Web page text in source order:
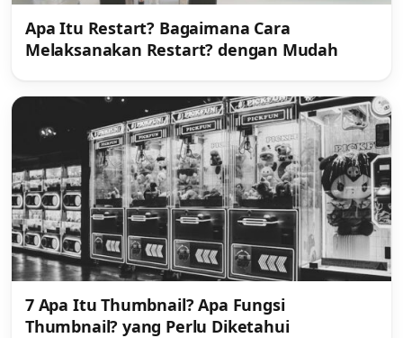
Apa Itu Restart? Bagaimana Cara
Melaksanakan Restart? dengan Mudah
7 Apa Itu Thumbnail? Apa Fungsi
Thumbnail? yang Perlu Diketahui